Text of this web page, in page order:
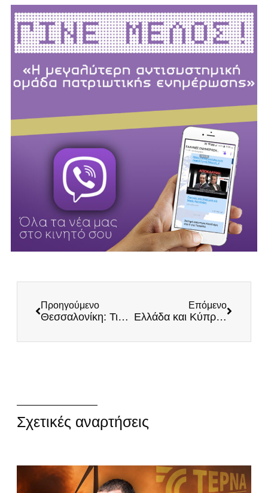
Προηγούμενο
Θεσσαλονίκη: Τιμήσαμε τον Κυπριακό Αγώνα
Επόμενο
Ελλάδα και Κύπρος, αγώνες Ηρώων
Σχετικές αναρτήσεις